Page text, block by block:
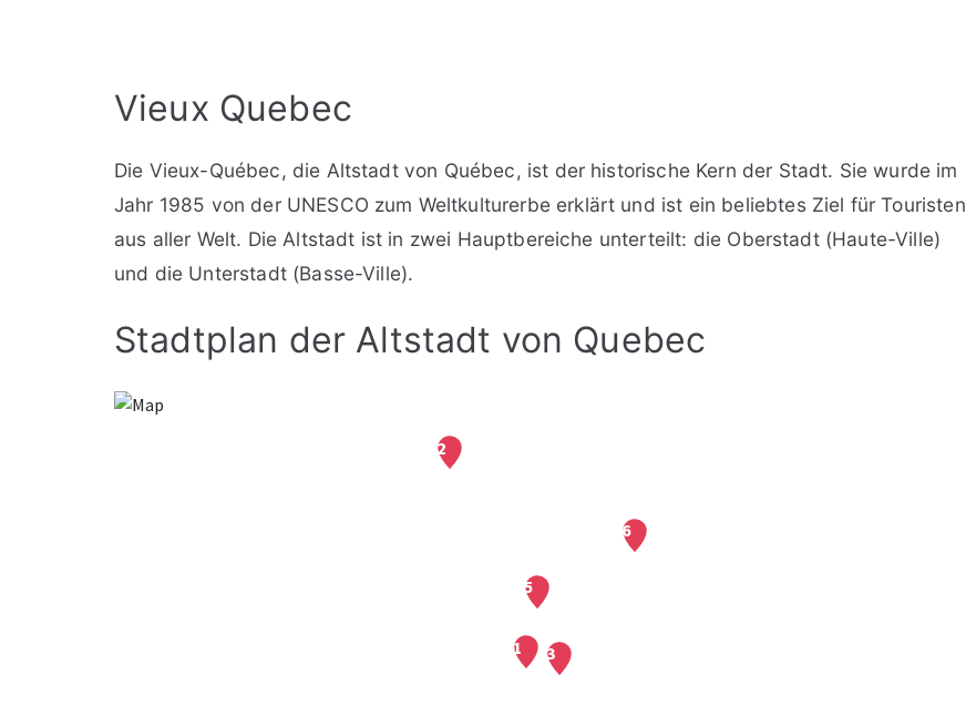
Vieux Quebec
Die Vieux-Québec, die Altstadt von Québec, ist der historische Kern der Stadt. Sie wurde im
Jahr 1985 von der UNESCO zum Weltkulturerbe erklärt und ist ein beliebtes Ziel für Touristen
aus aller Welt. Die Altstadt ist in zwei Hauptbereiche unterteilt: die Oberstadt (Haute-Ville)
und die Unterstadt (Basse-Ville).
Stadtplan der Altstadt von Quebec